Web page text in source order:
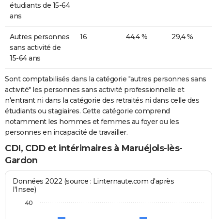
étudiants de 15-64
ans
Autres personnes
sans activité de
15-64 ans
16 44,4 % 29,4 %
Sont comptabilisés dans la catégorie "autres personnes sans
activité" les personnes sans activité professionnelle et
n'entrant ni dans la catégorie des retraités ni dans celle des
étudiants ou stagiaires. Cette catégorie comprend
notamment les hommes et femmes au foyer ou les
personnes en incapacité de travailler.
CDI, CDD et intérimaires à Maruéjols-lès-
Gardon
Données 2022 (source : Linternaute.com d'après
l'Insee)
40